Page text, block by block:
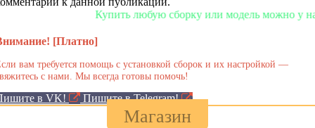
Купить любую сборку или модель можно у нас в
[Платно]
вам требуется помощь с установкой сборок и их настройкой —
с нами. Мы всегда готовы помочь!
в VK! Пишите в Telegram!
Магазин